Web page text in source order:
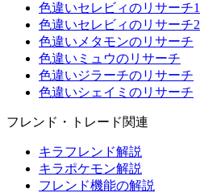
色違いセレビィのリサーチ1
色違いセレビィのリサーチ2
色違いメタモンのリサーチ
色違いミュウのリサーチ
色違いジラーチのリサーチ
色違いシェイミのリサーチ
フレンド・トレード関連
キラフレンド解説
キラポケモン解説
フレンド機能の解説